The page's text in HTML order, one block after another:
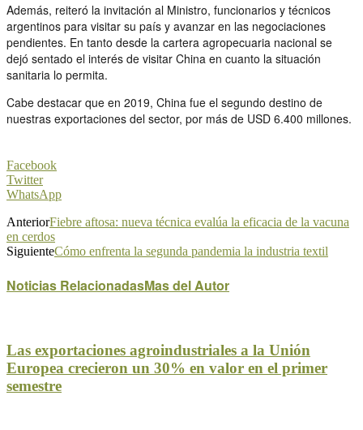
Además, reiteró la invitación al Ministro, funcionarios y técnicos
argentinos para visitar su país y avanzar en las negociaciones
pendientes. En tanto desde la cartera agropecuaria nacional se
dejó sentado el interés de visitar China en cuanto la situación
sanitaria lo permita.
Cabe destacar que en 2019, China fue el segundo destino de
nuestras exportaciones del sector, por más de USD 6.400 millones.
Facebook
Twitter
WhatsApp
AnteriorFiebre aftosa: nueva técnica evalúa la eficacia de la vacuna
en cerdos
SiguienteCómo enfrenta la segunda pandemia la industria textil
Noticias RelacionadasMas del Autor
Las exportaciones agroindustriales a la Unión
Europea crecieron un 30% en valor en el primer
semestre